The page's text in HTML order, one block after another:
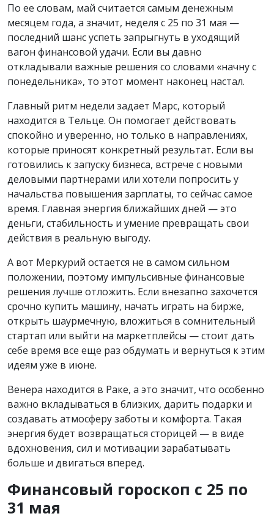
По ее словам, май считается самым денежным
месяцем года, а значит, неделя с 25 по 31 мая —
последний шанс успеть запрыгнуть в уходящий
вагон финансовой удачи. Если вы давно
откладывали важные решения со словами «начну с
понедельника», то этот момент наконец настал.
Главный ритм недели задает Марс, который
находится в Тельце. Он помогает действовать
спокойно и уверенно, но только в направлениях,
которые приносят конкретный результат. Если вы
готовились к запуску бизнеса, встрече с новыми
деловыми партнерами или хотели попросить у
начальства повышения зарплаты, то сейчас самое
время. Главная энергия ближайших дней — это
деньги, стабильность и умение превращать свои
действия в реальную выгоду.
А вот Меркурий остается не в самом сильном
положении, поэтому импульсивные финансовые
решения лучше отложить. Если внезапно захочется
срочно купить машину, начать играть на бирже,
открыть шаурмечную, вложиться в сомнительный
стартап или выйти на маркетплейсы — стоит дать
себе время все еще раз обдумать и вернуться к этим
идеям уже в июне.
Венера находится в Раке, а это значит, что особенно
важно вкладываться в близких, дарить подарки и
создавать атмосферу заботы и комфорта. Такая
энергия будет возвращаться сторицей — в виде
вдохновения, сил и мотивации зарабатывать
больше и двигаться вперед.
Финансовый гороскоп с 25 по
31 мая